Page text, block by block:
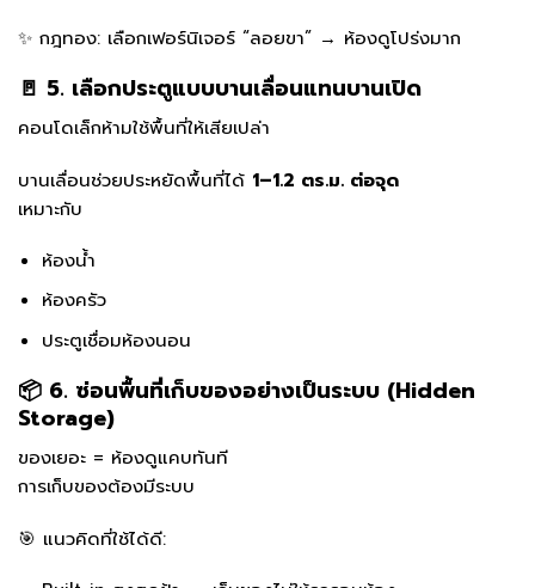
✨ กฎทอง: เลือกเฟอร์นิเจอร์ “ลอยขา” → ห้องดูโปร่งมาก
🚪 5. เลือกประตูแบบบานเลื่อนแทนบานเปิด
คอนโดเล็กห้ามใช้พื้นที่ให้เสียเปล่า
บานเลื่อนช่วยประหยัดพื้นที่ได้ 1–1.2 ตร.ม. ต่อจุด
เหมาะกับ
ห้องน้ำ
ห้องครัว
ประตูเชื่อมห้องนอน
📦 6. ซ่อนพื้นที่เก็บของอย่างเป็นระบบ (Hidden
Storage)
ของเยอะ = ห้องดูแคบทันที
การเก็บของต้องมีระบบ
🎯 แนวคิดที่ใช้ได้ดี: